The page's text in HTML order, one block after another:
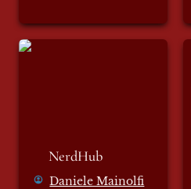
NerdHub
NerdHub
Daniele Mainolfi